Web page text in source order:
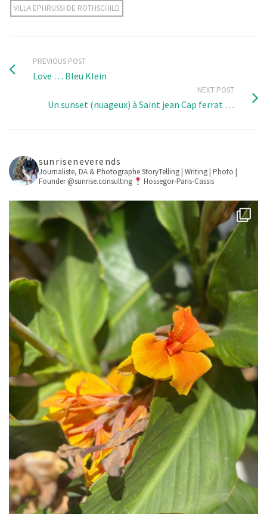
VILLA EPHRUSSI DE ROTHSCHILD
PREVIOUS POST
Love … Bleu Klein
NEXT POST
Un sunset (nuageux) à Saint jean Cap ferrat …
sunriseneverends
Journaliste, DA & PhotographeStoryTelling | Writing | Photo |
Founder @sunrise.consulting
Hossegor-Paris-Cassis